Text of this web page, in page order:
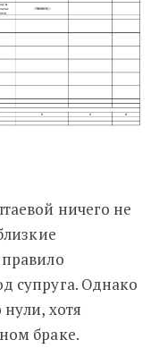
ничего не
супруга. Однако
хотя
браке.